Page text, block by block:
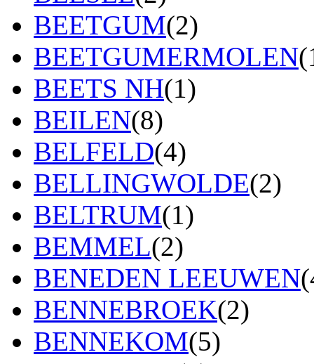
BEETGUM(2)
BEETGUMERMOLEN
BEETS NH(1)
BEILEN(8)
BELFELD(4)
BELLINGWOLDE(2)
BELTRUM(1)
BEMMEL(2)
BENEDEN LEEUWEN
BENNEBROEK(2)
BENNEKOM(5)